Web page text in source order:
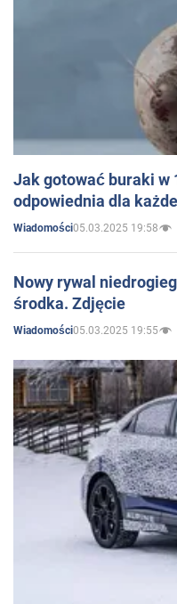
Jak gotować buraki w
odpowiednia dla
Wiadomości05.03.2025 19:58
Nowy rywal
środka. Zdjęcie
Wiadomości05.03.2025 19:55